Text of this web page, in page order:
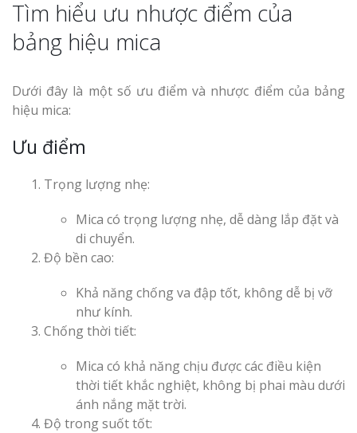
Tìm hiểu ưu nhược điểm của
bảng hiệu mica
Dưới đây là một số ưu điểm và nhược điểm của bảng
hiệu mica:
Ưu điểm
Trọng lượng nhẹ:
Mica có trọng lượng nhẹ, dễ dàng lắp đặt và
di chuyển.
Độ bền cao:
Khả năng chống va đập tốt, không dễ bị vỡ
như kính.
Chống thời tiết:
Mica có khả năng chịu được các điều kiện
thời tiết khắc nghiệt, không bị phai màu dưới
ánh nắng mặt trời.
Độ trong suốt tốt:
Thi Công
Nghệ An Nâng Tầm
Làm Biển
Rẻ Tại Vinh Giải Pháp
Biển Led
Làm Biển